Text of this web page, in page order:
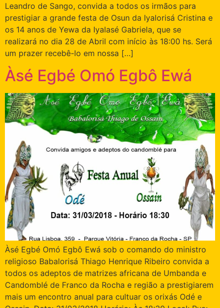
Leandro de Sango, convida a todos os irmãos para
prestigiar a grande festa de Osun da Iyalorisá Cristina e
os 14 anos de Yewa da Iyalasé Gabriela, que se
realizará no dia 28 de Abril com início às 18:00 hs. Será
um prazer recebê-lo em nossa […]
Àsé Egbé Omó Egbô Ewá
Àsé Egbé Omó Egbô Ewá sob o comando do ministro
religioso Babalorisá Thiago Henrique Ribeiro convida a
todos os adeptos de matrizes africana de Umbanda e
Candomblé de Franco da Rocha e região a prestigiarem
mais um encontro anual para cultuar os orixás Odé e